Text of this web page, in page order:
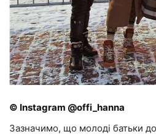
© Instagram @offi_hanna
Зазначимо, що молоді батьки